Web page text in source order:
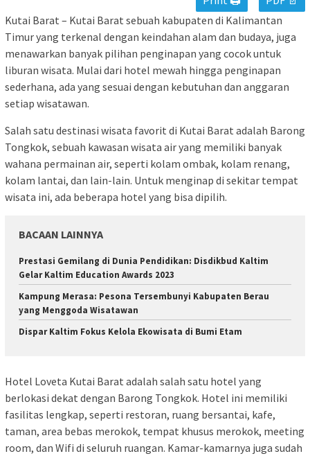
Kutai Barat – Kutai Barat sebuah kabupaten di Kalimantan
Timur yang terkenal dengan keindahan alam dan budaya, juga
menawarkan banyak pilihan penginapan yang cocok untuk
liburan wisata. Mulai dari hotel mewah hingga penginapan
sederhana, ada yang sesuai dengan kebutuhan dan anggaran
setiap wisatawan.
Salah satu destinasi wisata favorit di Kutai Barat adalah Barong
Tongkok, sebuah kawasan wisata air yang memiliki banyak
wahana permainan air, seperti kolam ombak, kolam renang,
kolam lantai, dan lain-lain. Untuk menginap di sekitar tempat
wisata ini, ada beberapa hotel yang bisa dipilih.
BACAAN LAINNYA
Prestasi Gemilang di Dunia Pendidikan: Disdikbud Kaltim
Gelar Kaltim Education Awards 2023
Kampung Merasa: Pesona Tersembunyi Kabupaten Berau
yang Menggoda Wisatawan
Dispar Kaltim Fokus Kelola Ekowisata di Bumi Etam
Hotel Loveta Kutai Barat adalah salah satu hotel yang
berlokasi dekat dengan Barong Tongkok. Hotel ini memiliki
fasilitas lengkap, seperti restoran, ruang bersantai, kafe,
taman, area bebas merokok, tempat khusus merokok, meeting
room, dan Wifi di seluruh ruangan. Kamar-kamarnya juga sudah